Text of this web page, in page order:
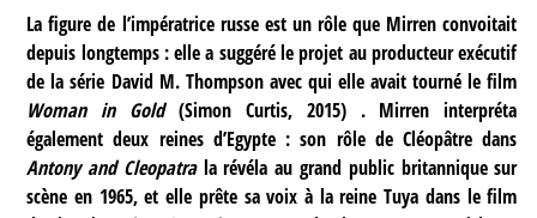
La figure de l’impératrice russe est un rôle que Mirren convoitait
depuis longtemps : elle a suggéré le projet au producteur exécutif
de la série David M. Thompson avec qui elle avait tourné le film
Woman in Gold (Simon Curtis, 2015) . Mirren interpréta
également deux reines d’Egypte : son rôle de Cléopâtre dans
Antony and Cleopatrala révéla au grand public britannique sur
scène en 1965, et elle prête sa voix à la reine Tuya dans le film